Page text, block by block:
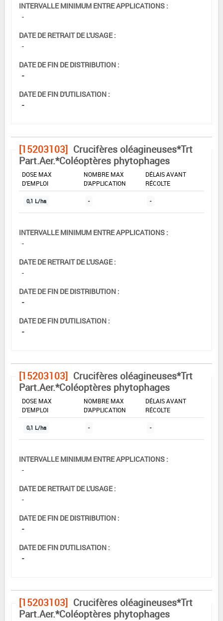
INTERVALLE MINIMUM ENTRE APPLICATIONS :
-
DATE DE RETRAIT DE L'USAGE :
-
DATE DE FIN DE DISTRIBUTION :
-
DATE DE FIN D'UTILISATION :
-
[15203103] Crucifères oléagineuses*Trt
Part.Aer.*Coléoptères phytophages
DOSE MAX
D'EMPLOI
NOMBRE MAX
D'APPLICATION
DÉLAIS AVANT
RÉCOLTE
0,1 L/ha - -
INTERVALLE MINIMUM ENTRE APPLICATIONS :
-
DATE DE RETRAIT DE L'USAGE :
-
DATE DE FIN DE DISTRIBUTION :
-
DATE DE FIN D'UTILISATION :
-
[15203103] Crucifères oléagineuses*Trt
Part.Aer.*Coléoptères phytophages
DOSE MAX
D'EMPLOI
NOMBRE MAX
D'APPLICATION
DÉLAIS AVANT
RÉCOLTE
0,1 L/ha - -
INTERVALLE MINIMUM ENTRE APPLICATIONS :
-
DATE DE RETRAIT DE L'USAGE :
-
DATE DE FIN DE DISTRIBUTION :
-
DATE DE FIN D'UTILISATION :
-
[15203103] Crucifères oléagineuses*Trt
Part.Aer.*Coléoptères phytophages